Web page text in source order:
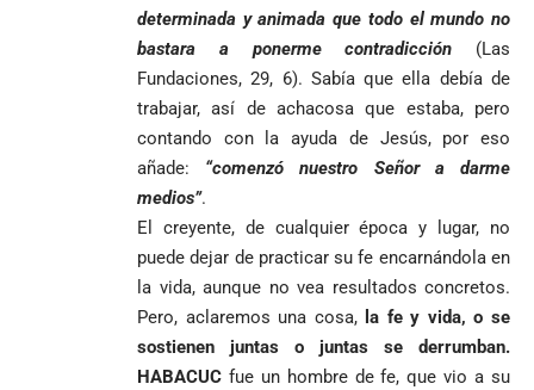
determinada y animada que todo el mundo no
bastara a ponerme contradicción (Las
Fundaciones, 29, 6). Sabía que ella debía de
trabajar, así de achacosa que estaba, pero
contando con la ayuda de Jesús, por eso
añade: “comenzó nuestro Señor a darme
medios”.
El creyente, de cualquier época y lugar, no
puede dejar de practicar su fe encarnándola en
la vida, aunque no vea resultados concretos.
Pero, aclaremos una cosa, la fe y vida, o se
sostienen juntas o juntas se derrumban.
HABACUC fue un hombre de fe, que vio a su
Fico Gutiérrez
denuncia
presiones
para asistir a
evento de
Medellín
durante
de mayo
El papa León XIV
nombra al padre
Diego Luis Rendón
Urrea como nuevo
obispo de Jericó
“Gran
Manipuladora”
Iván Cepeda
reconoce el
preconteo,
pero pide
impugnar
33.000 mesas
y vigilar el
la Espriella
Sidny Lopes
Cabral de
ante Argentina
es elegido el
mejor del
Mundial 2026
Petro usó para
MOTORES, LA
Jesús Aníbal
Gómez a 90 años
de su martirio
1
El papa León XIV
nombra al padre
Diego Luis Rendón
Urrea como nuevo
obispo de Jericó